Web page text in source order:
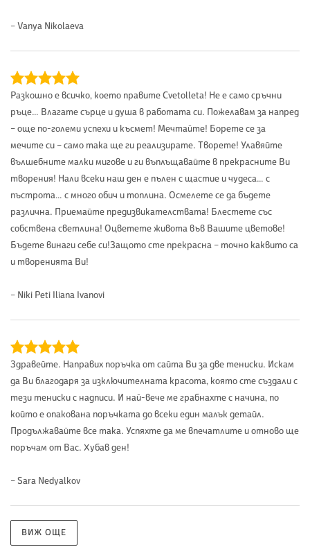
– Vanya Nikolaeva
Разкошно е всичко, което правите Cvetolleta! Не е само сръчни
ръце… Влагате сърце и душа в работата си. Пожелавам за напред
– още по-големи успехи и късмет! Мечтайте! Борете се за
мечите си – само така ще ги реализирате. Творете! Улавяйте
вълшебните малки мигове и ги въплъщавайте в прекрасните Ви
творения! Нали всеки наш ден е пълен с щастие и чудеса… с
пъстрота… с много обич и топлина. Осмелете се да бъдете
различна. Приемайте предизвикателствата! Блестете със
собствена светлина! Оцветете живота във Вашите цветове!
Бъдете винаги себе си!Защото сте прекрасна – точно каквито са
и творенията Ви!
– Niki Peti Iliana Ivanovi
Здравейте. Направих поръчка от сайта Ви за две тениски. Искам
да Ви благодаря за изключителната красота, която сте създали с
тези тениски с надписи. И най-вече ме грабнахте с начина, по
който е опакована поръчката до всеки един малък детайл.
Продължавайте все така. Успяхте да ме впечатлите и отново ще
поръчам от Вас. Хубав ден!
– Sara Nedyalkov
ВИЖ ОЩЕ